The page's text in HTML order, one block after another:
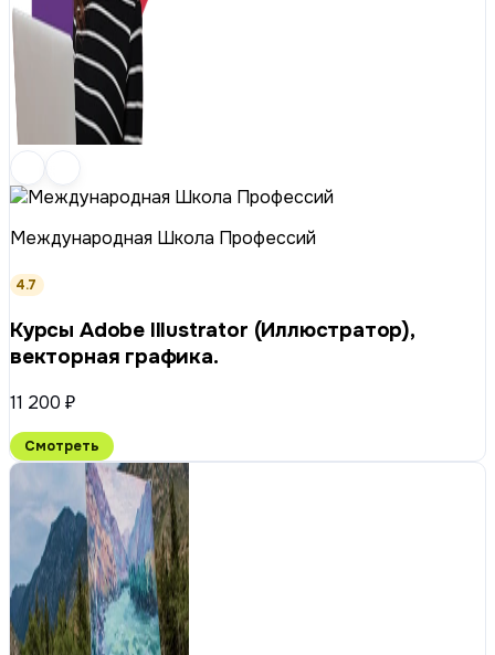
Международная Школа Профессий
4.7
Курсы Adobe Illustrator (Иллюстратор),
векторная графика.
11 200 ₽
Смотреть